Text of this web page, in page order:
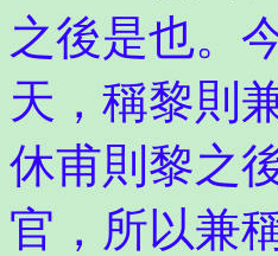
之後是也。
天，稱黎則
休甫則黎之
官，所以兼